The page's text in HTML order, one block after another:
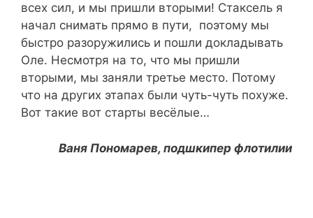
всех сил, и мы пришли вторыми! Стаксель я
начал снимать прямо в пути, поэтому мы
быстро разоружились и пошли докладывать
Оле. Несмотря на то, что мы пришли
вторыми, мы заняли третье место. Потому
что на других этапах были чуть-чуть похуже.
Вот такие вот старты весёлые…
Ваня Пономарев, подшкипер флотилии